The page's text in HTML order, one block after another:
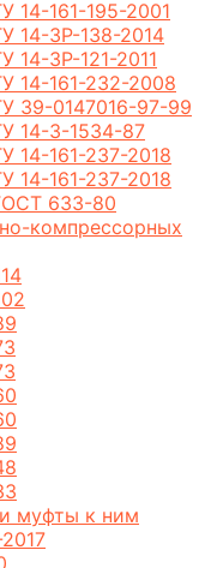
14-161-195-2001
14-3Р-138-2014
14-3Р-121-2011
14-161-232-2008
39-0147016-97-99
14-3-1534-87
14-161-237-2018
14-161-237-2018
633-80
компрессорных
муфты к ним